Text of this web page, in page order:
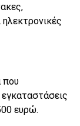
που
ευρώ.